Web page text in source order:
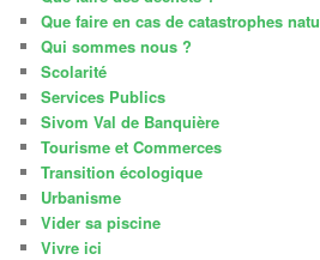
Que faire en cas de catastrophes
Qui sommes nous ?
Scolarité
Services Publics
Sivom Val de Banquière
Tourisme et Commerces
Transition écologique
Urbanisme
Vider sa piscine
Vivre ici